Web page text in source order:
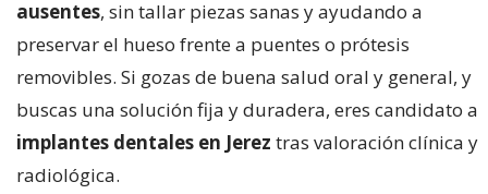
ausentes, sin tallar piezas sanas y ayudando a
preservar el hueso frente a puentes o prótesis
removibles. Si gozas de buena salud oral y general, y
buscas una solución fija y duradera, eres candidato a
implantes dentales en Jerez tras valoración clínica y
radiológica.